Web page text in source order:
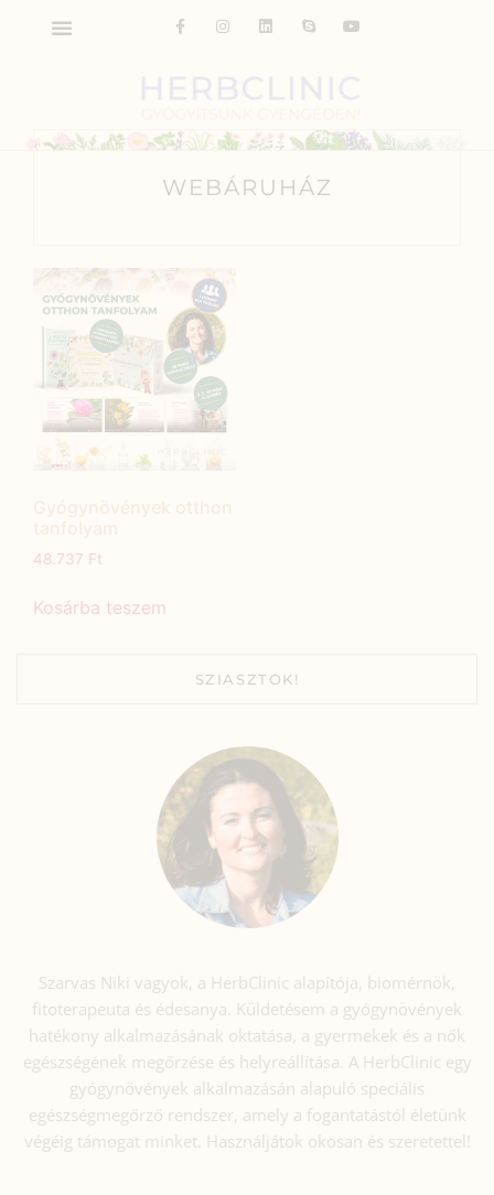
WEBÁRUHÁZ
48.737 Ft
Kosárba teszem
SZIASZTOK!
Szarvas Niki vagyok, a HerbClinic alapítója, biomérnök,
fitoterapeuta és édesanya. Küldetésem a gyógynövények
hatékony alkalmazásának oktatása, a gyermekek és a nők
egészségének megőrzése és helyreállítása. A HerbClinic egy
gyógynövények alkalmazásán alapuló speciális
egészségmegőrző rendszer, amely a fogantatástól életünk
végéig támogat minket. Használjátok okosan és szeretettel!